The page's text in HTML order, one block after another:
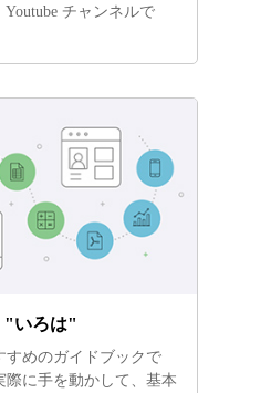
チャンネルで
"いろは"
すめのガイドブックで
際に手を動かして、基本